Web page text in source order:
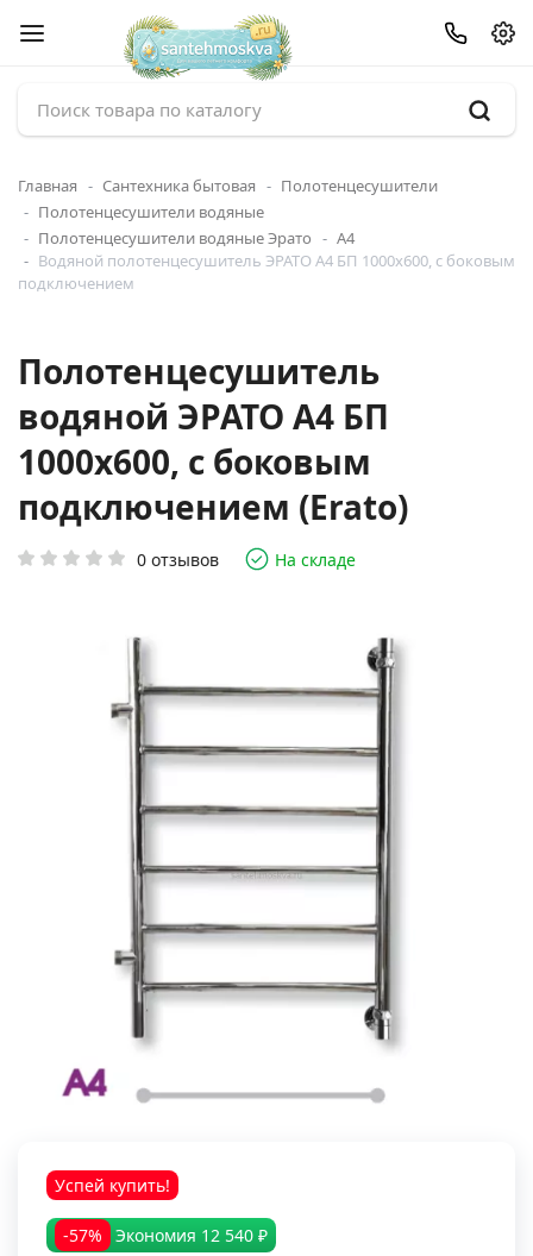
Главная Сантехника бытовая
Полотенцесушители
Полотенцесушители водяные
Полотенцесушители водяные Эрато
А4
Водяной полотенцесушитель ЭРАТО А4 БП 1000x600, с боковым
подключением
Полотенцесушитель
водяной ЭРАТО А4 БП
1000x600, с боковым
подключением (Erato)
0 отзывов На складе
Успей купить!
-57% Экономия 12 540 ₽